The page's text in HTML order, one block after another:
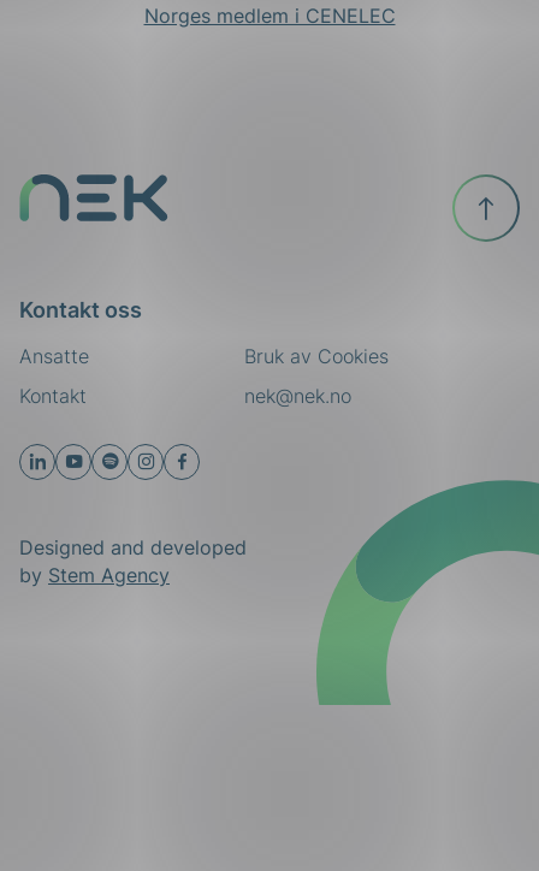
Norges medlem i CENELEC
Kontakt oss
Ansatte
nek@nek.no
Kontakt
Bruk av Cookies
Designed and developed
by Stem Agency
Til
toppen